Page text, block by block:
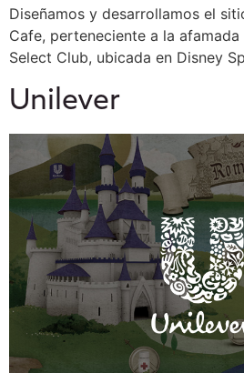
Diseñamos y desarrollamos el
Cafe, perteneciente a la afamada
Select Club, ubicada en Disney
Unilever